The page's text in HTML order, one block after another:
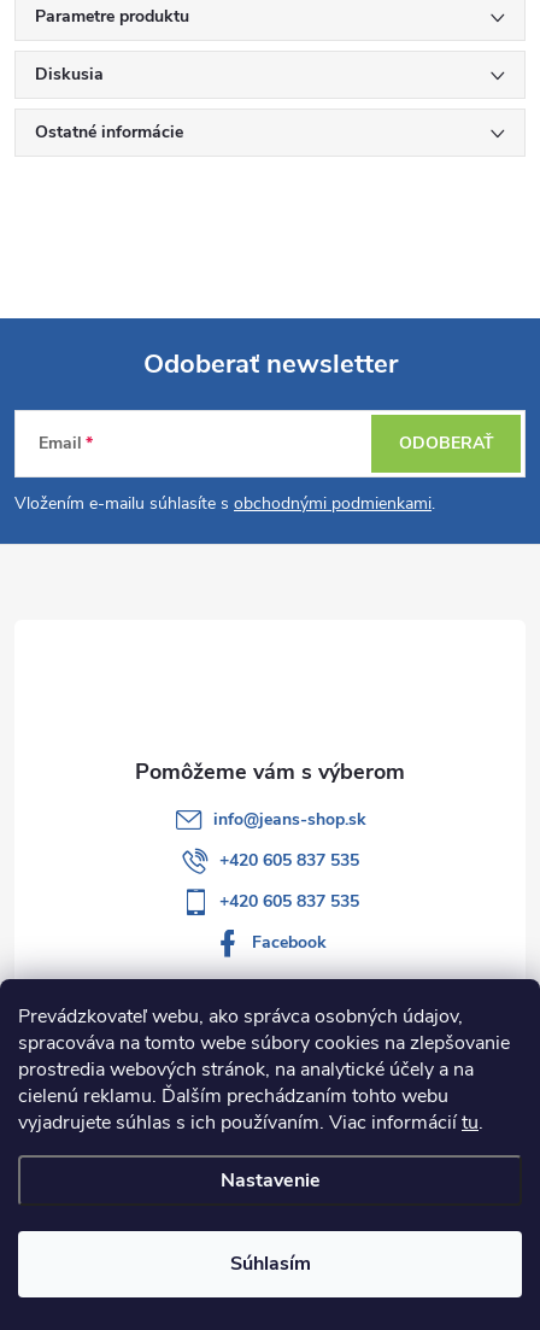
Prevádzkovateľ webu, ako správca osobných údajov,
spracováva na tomto webe súbory cookies na zlepšovanie
prostredia webových stránok, na analytické účely a na
cielenú reklamu. Ďalším prechádzaním tohto webu
vyjadrujete súhlas s ich používaním. Viac informáciítu.
Nastavenie
Súhlasím
Parametre produktu
Diskusia
Ostatné informácie
Z
á
p
Odoberať newsletter
Email
Vložením e-mailu súhlasíte s obchodnými podmienkami.
ODOBERAŤ
Informácie pre vás
Kategórie
info@jeans-shop.sk
+420 605 837 535
+420 605 837 535
Facebook
nastavenie cookies